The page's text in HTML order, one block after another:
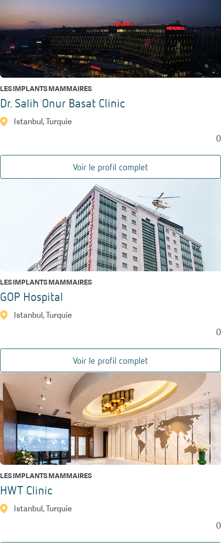
LES IMPLANTS MAMMAIRES
Dr. Salih Onur Basat Clinic
Istanbul, Turquie
0
Voir le profil complet
LES IMPLANTS MAMMAIRES
GOP Hospital
Istanbul, Turquie
0
Voir le profil complet
LES IMPLANTS MAMMAIRES
HWT Clinic
Istanbul, Turquie
0